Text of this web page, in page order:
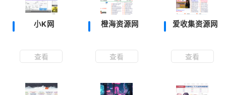
小K网
查看
橙海资源网
查看
爱收集资源网
查看